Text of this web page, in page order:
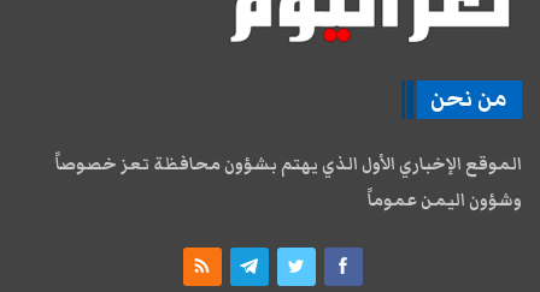
من نحن
الموقع الإخباري الأول الذي يهتم بشؤون محافظة تعز خصوصاً
وشؤون اليمن عموماً